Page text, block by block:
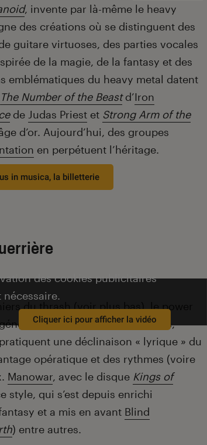
, invente par là-même le heavy
des créations où se distinguent des
guitare virtuoses, des parties vocales
de la magie, de la fantasy et des
emblématiques du heavy metal datent
The Number of the Beastd’Iron
de Judas Priest et Strong Arm of the
d’or. Aujourd’hui, des groupes
en perpétuent l’héritage.
in musica, la billetterie
des cookies publicitaires
nécessaire.
Cliquer ici pour afficher la vidéo
du thrash (voir plus bas), le power
pour ranger les groupes,
une déclinaison « lyrique » du
opératique et des rythmes (voire
Manowar, avec le disque Kings of
style, qui s’est depuis enrichi
et a mis en avant Blind
) entre autres.